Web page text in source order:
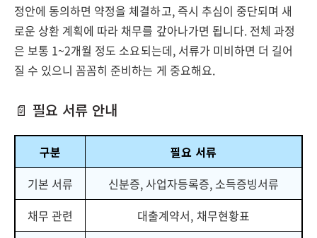
정안에 동의하면 약정을 체결하고, 즉시 추심이 중단되며 새
로운 상환 계획에 따라 채무를 갚아나가면 됩니다. 전체 과정
은 보통 1~2개월 정도 소요되는데, 서류가 미비하면 더 길어
질 수 있으니 꼼꼼히 준비하는 게 중요해요.
📄 필요 서류 안내
구분
필요 서류
기본 서류
신분증, 사업자등록증, 소득증빙서류
채무 관련
대출계약서, 채무현황표